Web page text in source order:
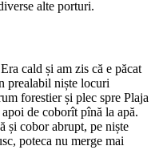
alte porturi.
cald și am zis că e păcat
prealabil niște locuri
forestier și plec spre Plaja
de coborît pînă la apă.
și cobor abrupt, pe niște
poteca nu merge mai